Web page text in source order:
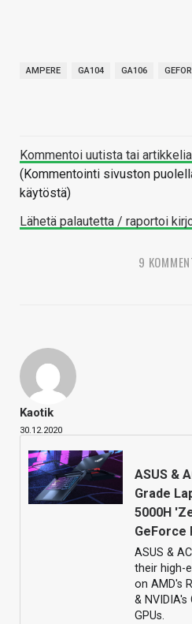
AMPERE GA104 GA106
Kommentoi uutista tai
(Kommentointi sivuston
käytöstä)
Lähetä palautetta / raportoi
9
Kaotik
30.12.2020
ASUS &
Grade
5000H
GeForce
ASUS &
their high-
on AMD's
& NVIDIA's
GPUs.